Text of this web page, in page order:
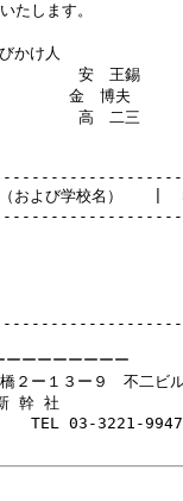
たします。
かけ人
安　王錫
金　博夫
高　二三
および学校名）　　|
ーーーーーーー
２ー１３ー９　不二ビ
TEL 03-3221-9947